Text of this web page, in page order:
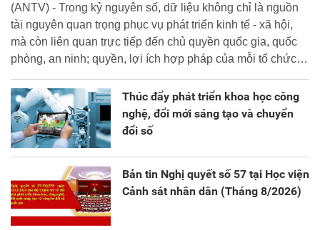
(ANTV) - Trong kỷ nguyên số, dữ liệu không chỉ là nguồn
tài nguyên quan trọng phục vụ phát triển kinh tế - xã hội,
mà còn liên quan trực tiếp đến chủ quyền quốc gia, quốc
phòng, an ninh; quyền, lợi ích hợp pháp của mỗi tổ chức,
Thúc đẩy phát triển khoa học công
nghệ, đổi mới sáng tạo và chuyển
đổi số
Bản tin Nghị quyết số 57 tại Học viện
Cảnh sát nhân dân (Tháng 8/2026)